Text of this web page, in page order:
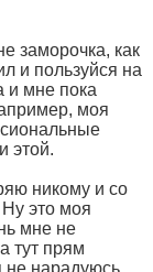
заморочка, как
и пользуйся на
и мне пока
моя
этой.
никому и со
это моя
мне не
тут прям